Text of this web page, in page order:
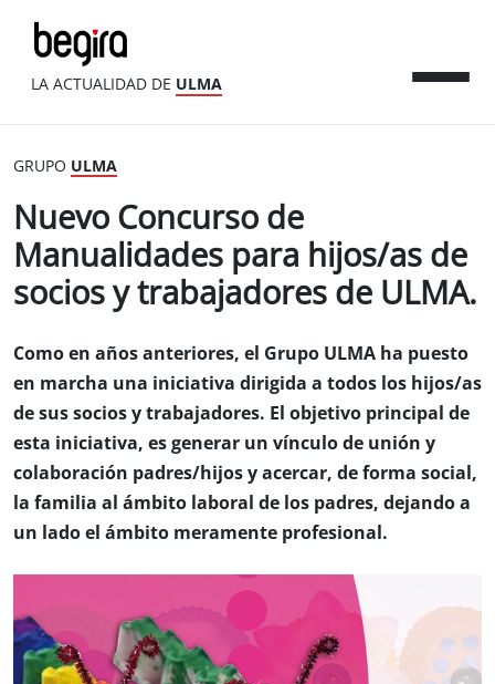
LA ACTUALIDAD DE ULMA
GRUPO ULMA
Nuevo Concurso de
Manualidades para hijos/as de
socios y trabajadores de ULMA.
Como en años anteriores, el Grupo ULMA ha puesto
en marcha una iniciativa dirigida a todos los hijos/as
de sus socios y trabajadores. El objetivo principal de
esta iniciativa, es generar un vínculo de unión y
colaboración padres/hijos y acercar, de forma social,
la familia al ámbito laboral de los padres, dejando a
un lado el ámbito meramente profesional.